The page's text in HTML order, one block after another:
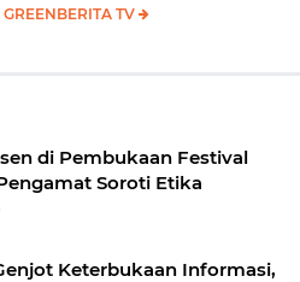
TV
di Pembukaan Festival
Soroti Etika
Keterbukaan Informasi,